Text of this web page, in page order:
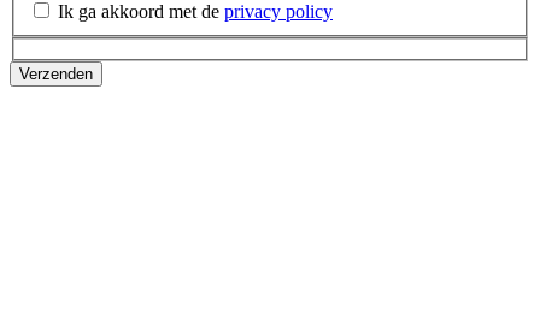
Ik ga akkoord met de privacy policy